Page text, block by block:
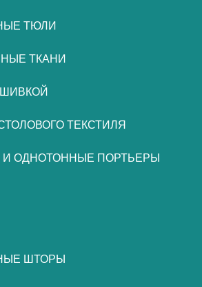
ТЮЛИ
ТКАНИ
ТЕКСТИЛЯ
И ОДНОТОННЫЕ ПОРТЬЕРЫ
ШТОРЫ